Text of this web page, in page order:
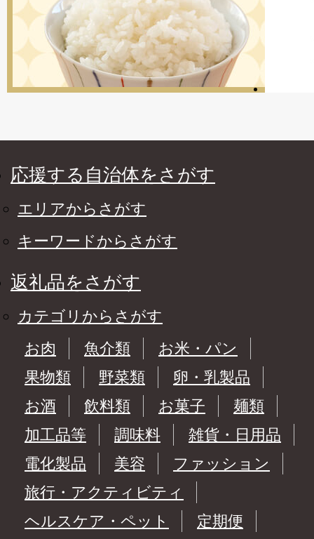
応援する自治体をさがす
エリアからさがす
キーワードからさがす
返礼品をさがす
カテゴリからさがす
お肉
魚介類
お米・パン
果物類
野菜類
卵・乳製品
お酒
飲料類 お菓子
麺類
加工品等
調味料
雑貨・日用品
電化製品
美容
ファッション
旅行・アクティビティ
ヘルスケア・ペット
定期便